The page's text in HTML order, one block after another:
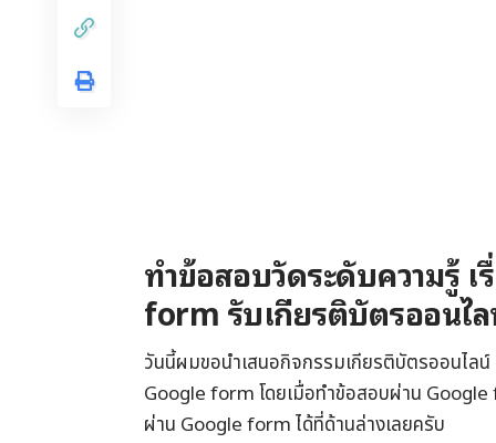
ทำข้อสอบวัดระดับความรู้ เ
form รับเกียรติบัตรออนไ
วันนี้ผมขอนำเสนอกิจกรรมเกียรติบัตรออนไล
Google form โดยเมื่อทำข้อสอบผ่าน
ผ่าน Google form ได้ที่ด้านล่างเลยครับ